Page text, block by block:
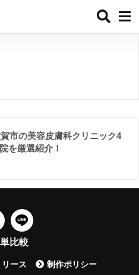
賀市の美容皮膚科クリニック4
を厳選紹介！
比較
ース
制作ポリシー